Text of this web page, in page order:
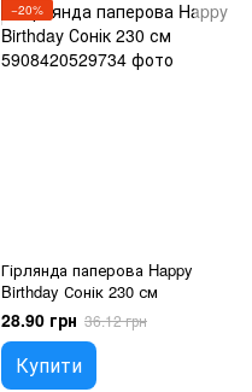
−20%
Гірлянда паперова Happy
Birthday Сонік 230 см
28.90 грн 36.12 грн
Купити